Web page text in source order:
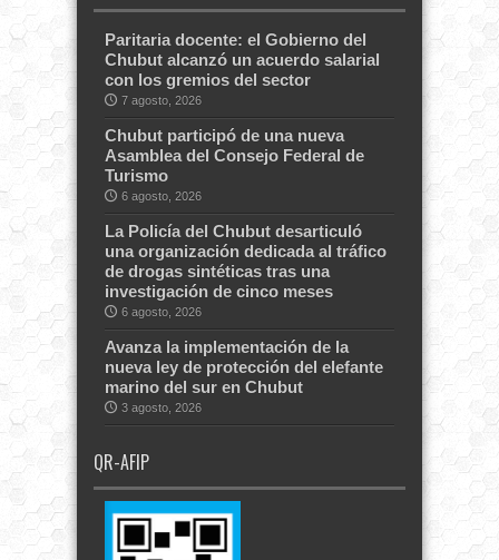
Paritaria docente: el Gobierno del
Chubut alcanzó un acuerdo salarial
con los gremios del sector
7 agosto, 2026
Chubut participó de una nueva
Asamblea del Consejo Federal de
Turismo
6 agosto, 2026
La Policía del Chubut desarticuló
una organización dedicada al tráfico
de drogas sintéticas tras una
investigación de cinco meses
6 agosto, 2026
Avanza la implementación de la
nueva ley de protección del elefante
marino del sur en Chubut
3 agosto, 2026
QR-AFIP